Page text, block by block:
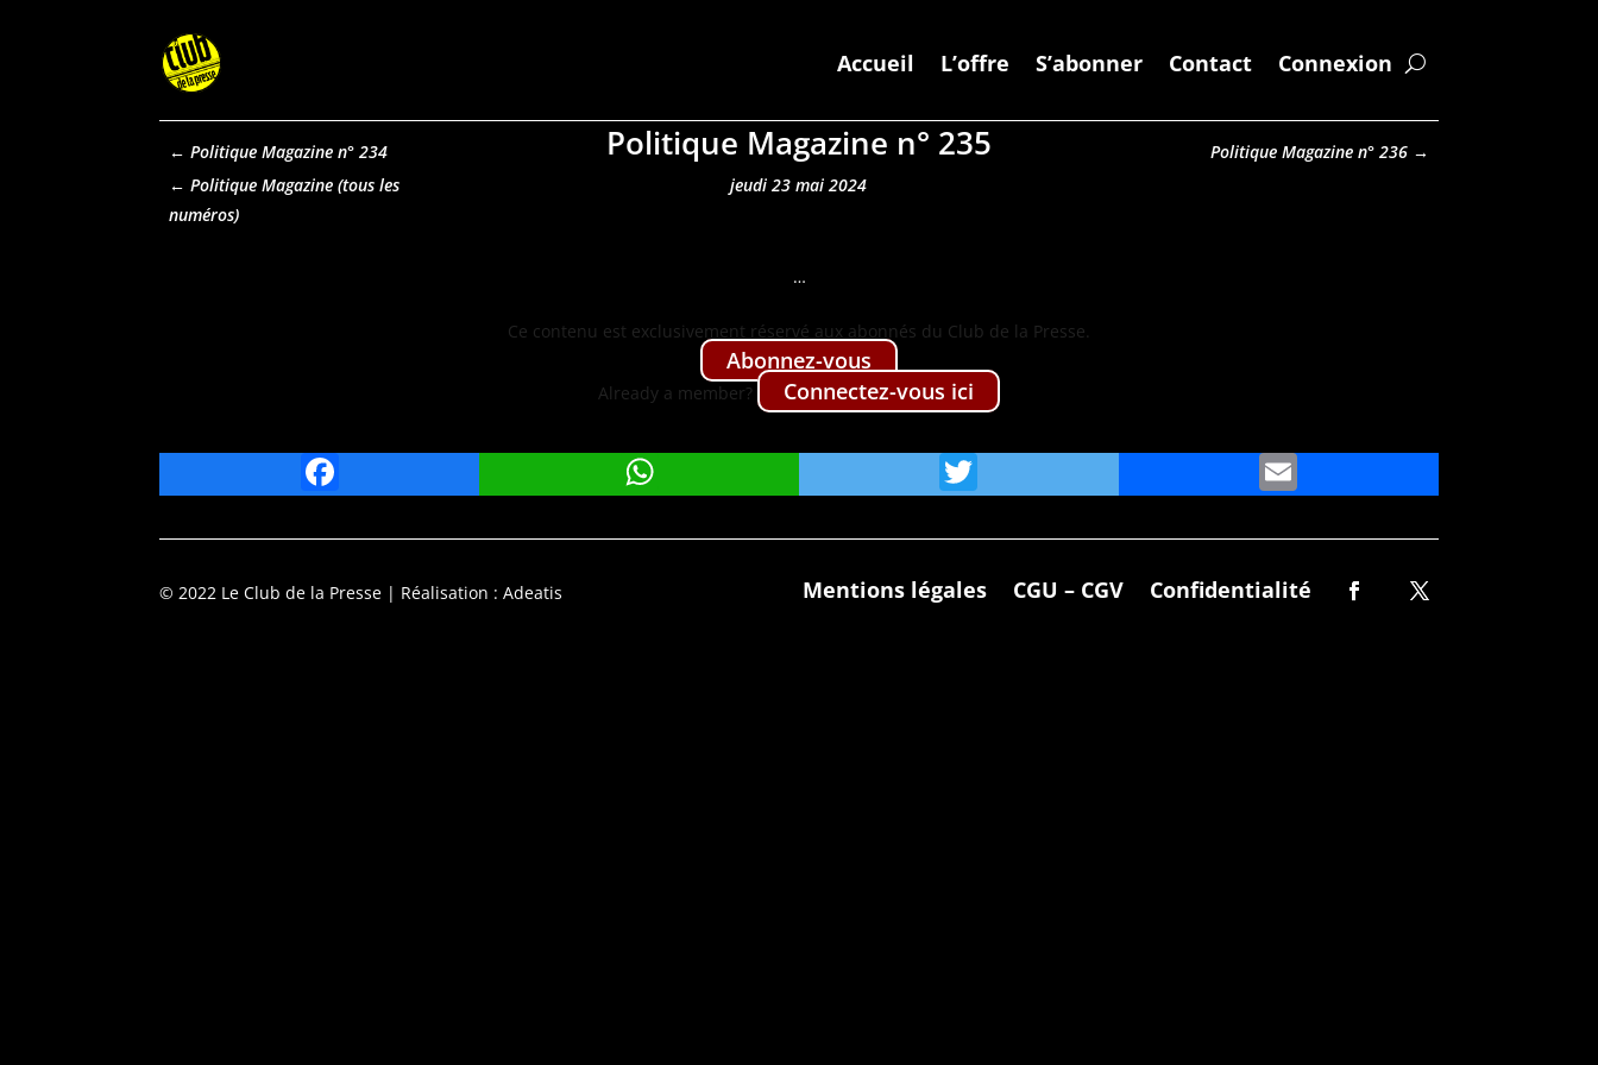
Accueil L’offre S’abonner Contact Connexion
←Politique Magazine n° 234
Politique Magazine
Politique Magazine n° 235
jeudi 23 mai 2024
Politique Magazine n° 236→
…
Ce con­tenu est exclu­sive­ment réservé aux abon­nés du Club de la Presse.
Abon­nez-vous
Already a mem­ber? Con­nectez-vous ici
© 2022 Le Club de la Presse | Réalisation : Adeatis Mentions légales CGU – CGV Confidentialité